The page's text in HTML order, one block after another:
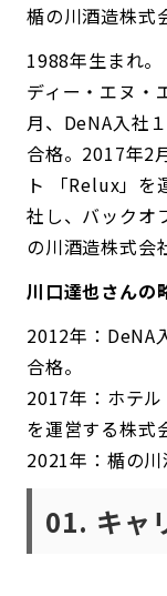
楯の川酒造株
1988年生まれ
ディー・エヌ・
月、DeNA入社
合格。2017年2
ト 「Relux」
社し、バックオ
の川酒造株式会
川口達也さんの
2012年：DeNA
合格。
2017年：ホテ
を運営する株式
2021年：楯の川
01. キャ